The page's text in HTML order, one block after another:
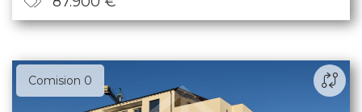
Comision 0